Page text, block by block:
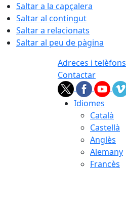
Saltar a la capçalera
Saltar al contingut
Saltar a relacionats
Saltar al peu de pàgina
Adreces i telèfons
Contactar
Idiomes
Català
Castellà
Anglès
Alemany
Francès